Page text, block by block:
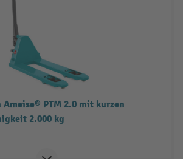
PTM 2.0 mit kurzen
2.000 kg